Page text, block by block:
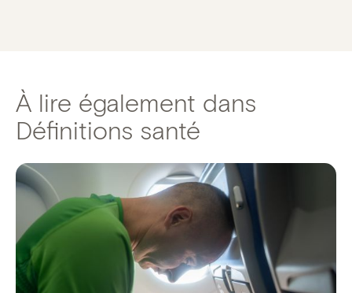
À lire également dans
Définitions santé